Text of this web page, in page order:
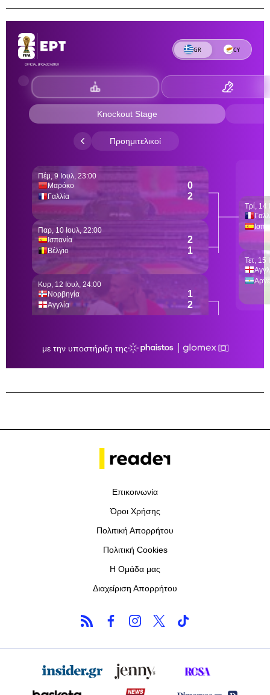
Επικοινωνία
Όροι Χρήσης
Πολιτική Απορρήτου
Πολιτική Cookies
Η Ομάδα μας
Διαχείριση Απορρήτου